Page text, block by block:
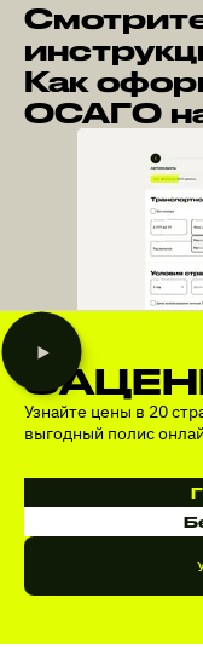
Как
ОСАГО
Узнайте цены в 20
выгодный полис